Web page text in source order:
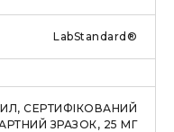
LabStandard®
СЕРТИФІКОВАНИЙ
ЗРАЗОК, 25 МГ